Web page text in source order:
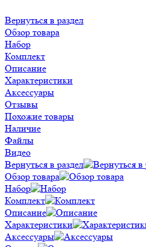
Вернуться в раздел
Обзор товара
Набор
Комплект
Описание
Характеристики
Аксессуары
Отзывы
Похожие товары
Наличие
Файлы
Видео
Вернуться в раздел
Обзор товара
Набор
Комплект
Описание
Характеристики
Аксессуары